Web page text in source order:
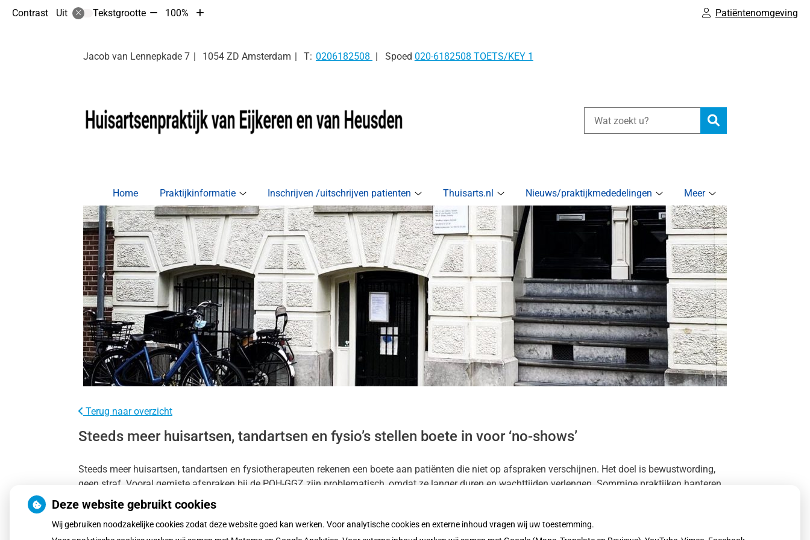
Contrast Uit Tekstgrootte Tekst
10%
100%
Tekst
10%
Patiëntenomgeving
Jacob van Lennepkade 7 1054 ZD Amsterdam Tel:
0206182508 Spoed 020-6182508 TOETS/KEY 1
Zoeken
Home
Praktijkinformatie
Praktijkinformatie
submenu
Inschrijven /uitschrijven patienten
Inschrijven
/uitschrijven
patienten
submenu
Thuisarts.nl
Thuisarts.nl
submenu
Nieuws/praktijkmededelingen
Nieuws/praktijkmededelingen
submenu
Meer
Meer
submenu
Terug naar overzicht
Steeds meer huisartsen, tandartsen en fysio’s stellen boete in voor ‘no-shows’
Steeds meer huisartsen, tandartsen en fysiotherapeuten rekenen een boete aan patiënten die niet op afspraken verschijnen. Het doel is bewustwording,
geen straf. Vooral gemiste afspraken bij de POH-GGZ zijn problematisch, omdat ze langer duren en wachttijden verlengen. Sommige praktijken hanteren
hiervoor hogere boetes.
Lees het hele artikel op: Nationale zorggids
Deze website gebruikt cookies
Wij gebruiken noodzakelijke cookies zodat deze website goed kan werken. Voor analytische cookies en externe inhoud vragen wij uw toestemming.